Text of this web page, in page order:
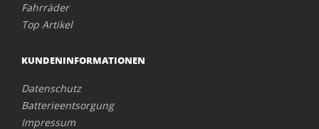
Fahrräder
Top Artikel
KUNDENINFORMATIONEN
Datenschutz
Batterieentsorgung
Impressum